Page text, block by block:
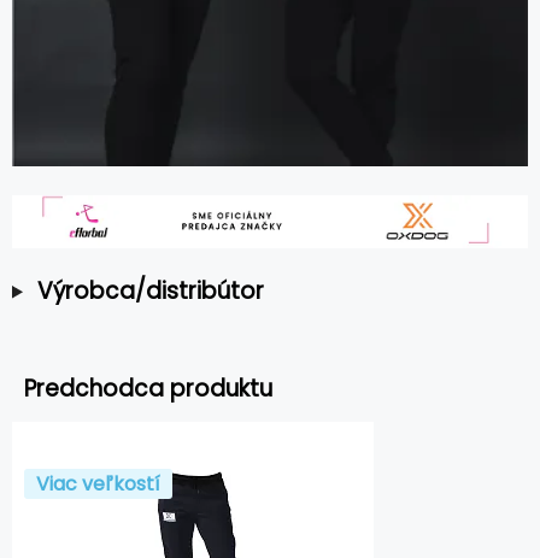
Výrobca/distribútor
Predchodca produktu
Viac veľkostí